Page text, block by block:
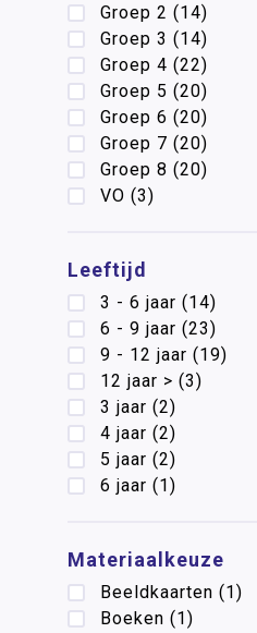
Groep 2 (14)
Groep 3 (14)
Groep 4 (22)
Groep 5 (20)
Groep 6 (20)
Groep 7 (20)
Groep 8 (20)
VO (3)
Leeftijd
3 - 6 jaar (14)
6 - 9 jaar (23)
9 - 12 jaar (19)
12 jaar > (3)
3 jaar (2)
4 jaar (2)
5 jaar (2)
6 jaar (1)
Materiaalkeuze
Beeldkaarten (1)
Boeken (1)